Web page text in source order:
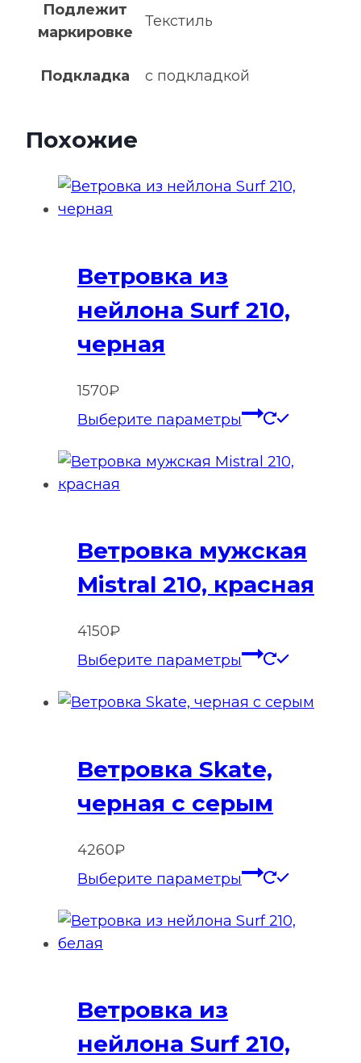
Подлежит
маркировке
Текстиль
Подкладка с подкладкой
Похожие
Ветровка из
нейлона Surf 210,
черная
1570₽
Выберите параметры
Этот
имеет
можно
на
Ветровка мужская
Mistral 210, красная
4150₽
Выберите параметры
Этот
имеет
товара.
Ветровка Skate,
черная с серым
4260₽
Выберите параметры
Этот
имеет
на
Ветровка из
нейлона Surf 210,